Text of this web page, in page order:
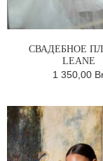
СВАДЕБНОЕ
LEANE
1 350,00